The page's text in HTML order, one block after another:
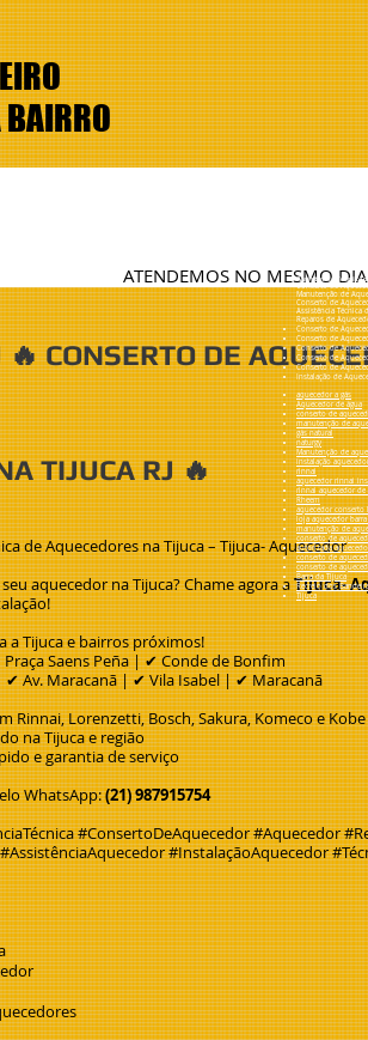
ATENDEMOS NO MESMO
🔥 CONSERTO DE
TIJUCA RJ 🔥
de Aquecedores na Tijuca – Tijuca- Aquecedor
aquecedor na Tijuca? Chame agora aTijuca-
a Tijuca e bairros próximos!
Saens Peña | ✔ Conde de Bonfim
Av. Maracanã | ✔ Vila Isabel | ✔ Maracanã
Rinnai, Lorenzetti, Bosch, Sakura, Komeco e Kobe
na Tijuca e região
e garantia de serviço
WhatsApp:(21) 987915754
#ConsertoDeAquecedor #Aquecedor
#InstalaçãoAquecedor
BAIRRO
Assistência Técnica
Conserto de
Manutenção de
Conserto de
Assistência Técnica
Reparos de
Conserto de
Conserto de
Conserto de
Conserto de
Conserto de
Instalação de
aquecedor a gás
Aquecedor de água
conserto de
manutenção de
gás natural
naturgy
Manutenção de
instalação aquecedor
rinnai
aquecedor rinnai
rinnai aquecedor de
Rheem
aquecedor conserto
loja aquecedor
manutenção de
conserto de
autorizada
conserto de
conserto de
Barra da Tijuca
Recreio dos
Tijuca